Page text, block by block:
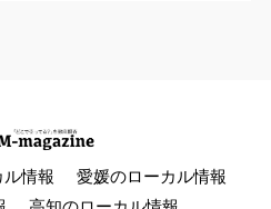
ル情報
愛媛のローカル情報